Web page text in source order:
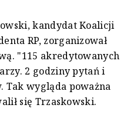
kandydat Koalicji
RP, zorganizował
"115 akredytowanych
2 godziny pytań i
Tak wygląda poważna
się Trzaskowski.